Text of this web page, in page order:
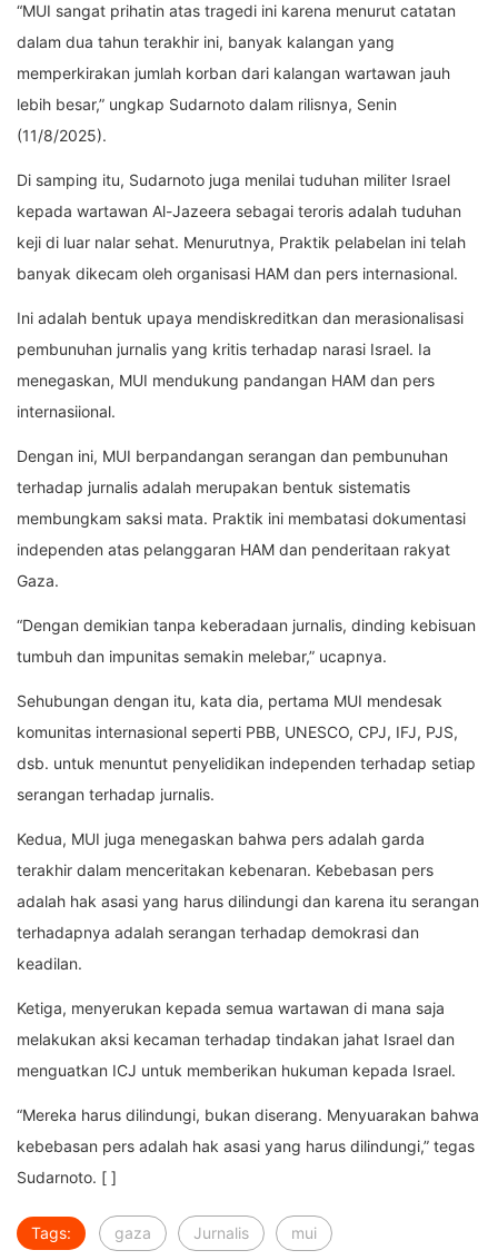
“MUI sangat prihatin atas tragedi ini karena menurut catatan
dalam dua tahun terakhir ini, banyak kalangan yang
memperkirakan jumlah korban dari kalangan wartawan jauh
lebih besar,” ungkap Sudarnoto dalam rilisnya, Senin
(11/8/2025).
Di samping itu, Sudarnoto juga menilai tuduhan militer Israel
kepada wartawan Al-Jazeera sebagai teroris adalah tuduhan
keji di luar nalar sehat. Menurutnya, Praktik pelabelan ini telah
banyak dikecam oleh organisasi HAM dan pers internasional.
Ini adalah bentuk upaya mendiskreditkan dan merasionalisasi
pembunuhan jurnalis yang kritis terhadap narasi Israel. Ia
menegaskan, MUI mendukung pandangan HAM dan pers
internasiional.
Dengan ini, MUI berpandangan serangan dan pembunuhan
terhadap jurnalis adalah merupakan bentuk sistematis
membungkam saksi mata. Praktik ini membatasi dokumentasi
independen atas pelanggaran HAM dan penderitaan rakyat
Gaza.
“Dengan demikian tanpa keberadaan jurnalis, dinding kebisuan
tumbuh dan impunitas semakin melebar,” ucapnya.
Sehubungan dengan itu, kata dia, pertama MUI mendesak
komunitas internasional seperti PBB, UNESCO, CPJ, IFJ, PJS,
dsb. untuk menuntut penyelidikan independen terhadap setiap
serangan terhadap jurnalis.
Kedua, MUI juga menegaskan bahwa pers adalah garda
terakhir dalam menceritakan kebenaran. Kebebasan pers
adalah hak asasi yang harus dilindungi dan karena itu serangan
terhadapnya adalah serangan terhadap demokrasi dan
keadilan.
Ketiga, menyerukan kepada semua wartawan di mana saja
melakukan aksi kecaman terhadap tindakan jahat Israel dan
menguatkan ICJ untuk memberikan hukuman kepada Israel.
“Mereka harus dilindungi, bukan diserang. Menyuarakan bahwa
kebebasan pers adalah hak asasi yang harus dilindungi,” tegas
Sudarnoto. [ ]
Tags: gaza Jurnalis mui